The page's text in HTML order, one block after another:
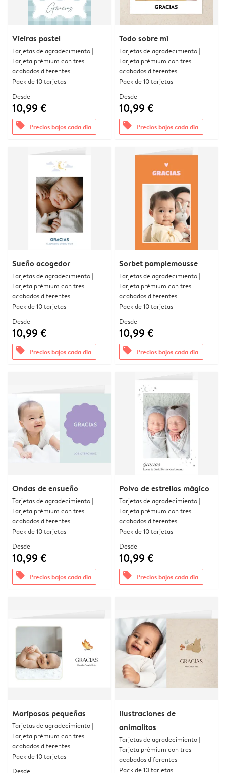
Vieiras pastel
Tarjetas de agradecimiento |
Tarjeta prémium con tres
acabados diferentes
Pack de 10 tarjetas
Desde
10,99 €
offers Precios bajos cada día
Todo sobre mí
Tarjetas de agradecimiento |
Tarjeta prémium con tres
acabados diferentes
Pack de 10 tarjetas
Desde
10,99 €
offers Precios bajos cada día
Sueño acogedor
Tarjetas de agradecimiento |
Tarjeta prémium con tres
acabados diferentes
Pack de 10 tarjetas
Desde
10,99 €
offers Precios bajos cada día
Sorbet pamplemousse
Tarjetas de agradecimiento |
Tarjeta prémium con tres
acabados diferentes
Pack de 10 tarjetas
Desde
10,99 €
offers Precios bajos cada día
Ondas de ensueño
Tarjetas de agradecimiento |
Tarjeta prémium con tres
acabados diferentes
Pack de 10 tarjetas
Desde
10,99 €
offers Precios bajos cada día
Polvo de estrellas mágico
Tarjetas de agradecimiento |
Tarjeta prémium con tres
acabados diferentes
Pack de 10 tarjetas
Desde
10,99 €
offers Precios bajos cada día
Mariposas pequeñas
Tarjetas de agradecimiento |
Tarjeta prémium con tres
acabados diferentes
Pack de 10 tarjetas
Desde
Ilustraciones de
animalitos
Tarjetas de agradecimiento |
Tarjeta prémium con tres
acabados diferentes
Pack de 10 tarjetas